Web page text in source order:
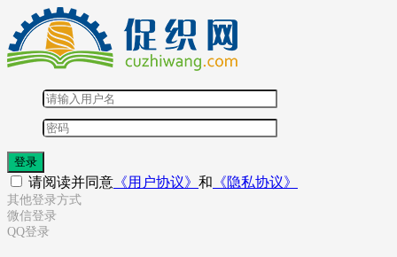
登录
请阅读并同意 《用户协议》 和 《隐私协议》
其他登录方式
微信登录
QQ登录